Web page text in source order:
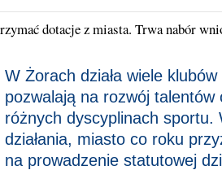
dotacje z miasta. Trwa nabór
W Żorach działa wiele
pozwalają na rozwój
różnych dyscyplinach sportu.
działania, miasto co roku
na prowadzenie statutowej